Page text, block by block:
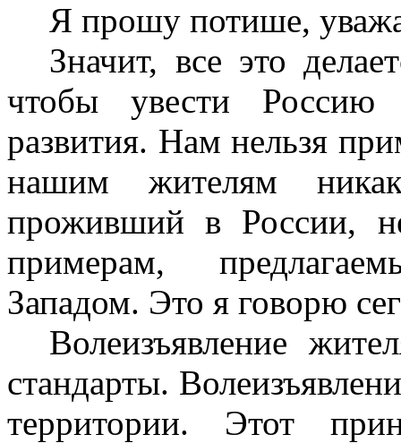
Я прошу потише,
Значит, все это
чтобы увести
развития. Нам нельзя
нашим жителям
проживший в России,
примерам,
Западом. Это я говорю
Волеизъявление
стандарты.
территории. Этот